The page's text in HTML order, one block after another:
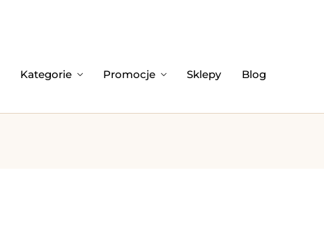
Kategorie Promocje Sklepy Blog